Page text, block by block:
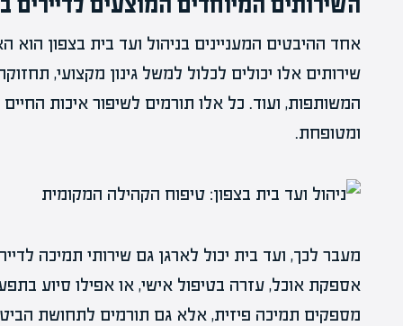
אחד ההיבטים המעניינים בניהול ועד בית בצפון הוא
שירותים אלו יכולים לכלול למשל גינון מקצועי,
המשותפות, ועוד. כל אלו תורמים לשיפור איכות
ומטופחת.
מעבר לכך, ועד בית יכול לארגן גם שירותי תמיכה
אספקת אוכל, עזרה בטיפול אישי, או אפילו סיוע
מספקים תמיכה פיזית, אלא גם תורמים לתחושת